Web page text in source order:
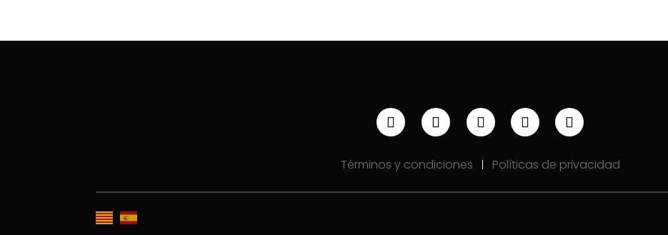
Términos y condiciones Políticas de privacidad